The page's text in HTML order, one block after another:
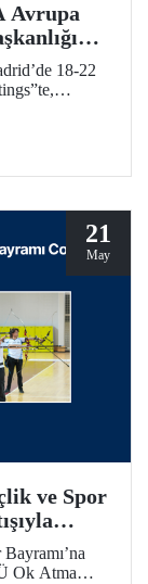
Avrupa
18-22
6 ay
21
May
ve Spor
Ok Atma